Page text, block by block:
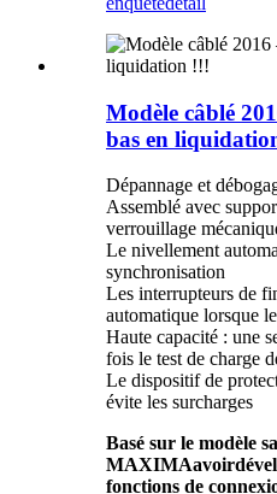
Modèle câblé
bas en
Dépannage et
Assemblé avec
verrouillage
Le nivellement
synchronisation
Les interrupteurs de
automatique lorsque
Haute capacité : une
fois le test de charge
Le dispositif de
évite les surcharges
Basé sur le modèle
MAXIMAavoir
fonctions de